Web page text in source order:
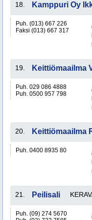
18. Kamppuri Oy
Puh. (013) 667 226
Faksi (013) 667 317
19. Keittiömaailma
Puh. 029 086 4888
Puh. 0500 957 798
20. Keittiömaailma
Puh. 0400 8935 80
21. Peilisali
Puh. (09) 274 5670